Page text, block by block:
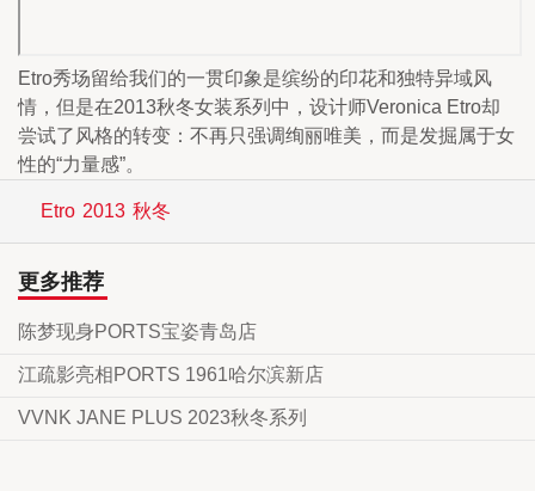
Etro秀场留给我们的一贯印象是缤纷的印花和独特异域风
情，但是在2013秋冬女装系列中，设计师Veronica Etro却
尝试了风格的转变：不再只强调绚丽唯美，而是发掘属于女
性的“力量感”。
Etro 2013 秋冬
更多推荐
陈梦现身PORTS宝姿青岛店
江疏影亮相PORTS 1961哈尔滨新店
VVNK JANE PLUS 2023秋冬系列